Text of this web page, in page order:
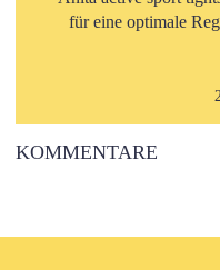
für eine optimale
KOMMENTARE